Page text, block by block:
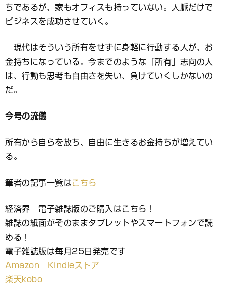
ちであるが、家もオフィスも持っていない。人脈だけで
ビジネスを成功させていく。
現代はそういう所有をせずに身軽に行動する人が、お
金持ちになっている。今までのような「所有」志向の人
は、行動も思考も自由さを失い、負けていくしかないの
だ。
今号の流儀
所有から自らを放ち、自由に生きるお金持ちが増えてい
る。
筆者の記事一覧はこちら
経済界 電子雑誌版のご購入はこちら！
雑誌の紙面がそのままタブレットやスマートフォンで読
める！
電子雑誌版は毎月25日発売です
Amazon Kindleストア
楽天kobo